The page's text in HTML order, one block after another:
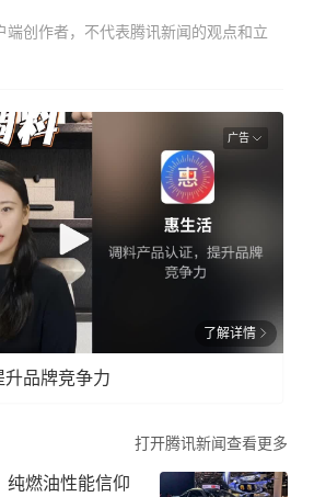
端创作者，不代表腾讯新闻的观点和立
广告
了解详情
品牌竞争力
打开腾讯新闻查看更多
纯燃油性能信仰